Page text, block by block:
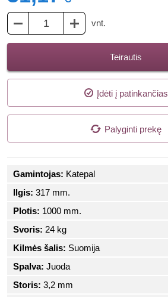
vnt.
Teirautis
Įdėti į patinkančias
Palyginti prekę
Gamintojas: Katepal
Ilgis: 317 mm.
Plotis: 1000 mm.
Svoris: 24 kg
Kilmės šalis: Suomija
Spalva: Juoda
Storis: 3,2 mm